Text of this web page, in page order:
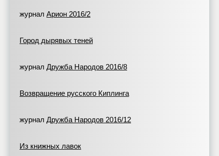
журнал Арион 2016/2
Город дырявых теней
журнал Дружба Народов 2016/8
Возвращение русского Киплинга
журнал Дружба Народов 2016/12
Из книжных лавок